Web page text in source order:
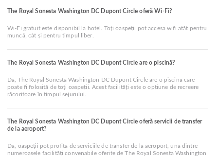
The Royal Sonesta Washington DC Dupont Circle oferă Wi-Fi?
Wi-Fi gratuit este disponibil la hotel. Toți oaspeții pot accesa wifi atât pentru
muncă, cât și pentru timpul liber.
The Royal Sonesta Washington DC Dupont Circle are o piscină?
Da, The Royal Sonesta Washington DC Dupont Circle are o piscină care
poate fi folosită de toți oaspeții. Acest facilități este o opțiune de recreere
răcoritoare în timpul sejurului.
The Royal Sonesta Washington DC Dupont Circle oferă servicii de transfer
de la aeroport?
Da, oaspeții pot profita de serviciile de transfer de la aeroport, una dintre
numeroasele facilități convenabile oferite de The Royal Sonesta Washington